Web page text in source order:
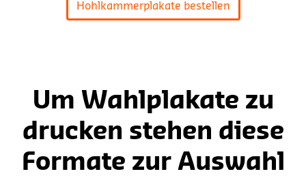
Hohlkammerplakate bestellen
Um Wahlplakate zu
drucken stehen diese
Formate zur Auswahl